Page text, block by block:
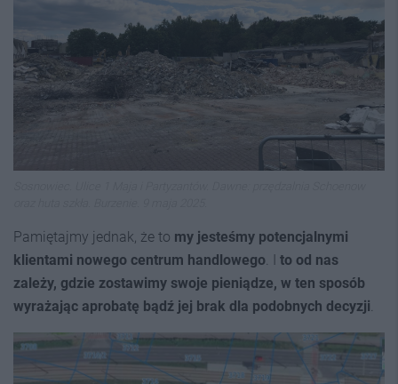
Pamiętajmy jednak, że to my jesteśmy potencjalnymi
klientami nowego centrum handlowego . I to od nas
zależy, gdzie zostawimy swoje pieniądze, w ten sposób
wyrażając aprobatę bądź jej brak dla podobnych decyzji